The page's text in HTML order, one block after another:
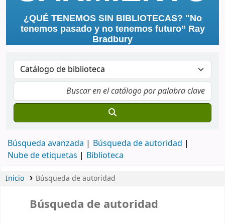
¿QUÉ TENEMOS SIN BIBLIOTECAS? "No
tenemos pasado y no tenemos futuro” Ray
Bradbury
Búsqueda avanzada
Búsqueda de autoridad
Nube de etiquetas
Biblioteca
Inicio Búsqueda de autoridad
Búsqueda de autoridad